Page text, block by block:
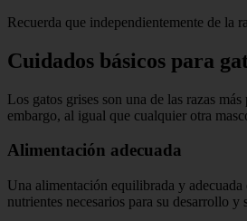
Recuerda que independientemente de la
Cuidados básicos para
Los gatos grises son una de las razas
embargo, al igual que cualquier otra
Alimentación adecuada
Una alimentación equilibrada y
nutrientes necesarios para su desarrollo y